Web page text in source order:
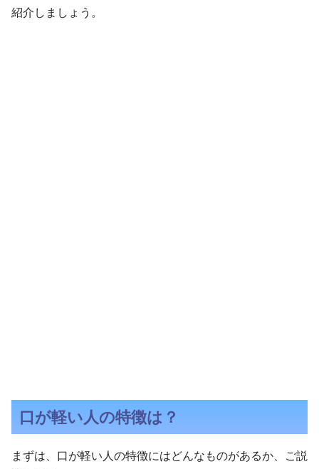
紹介しましょう。
口が軽い人の特徴は？
まずは、口が軽い人の特徴にはどんなものがあるか、ご説